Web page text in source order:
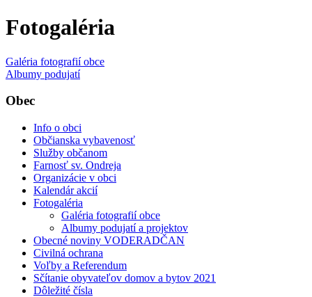
Fotogaléria
Galéria fotografií obce
Albumy podujatí
Obec
Info o obci
Občianska vybavenosť
Služby občanom
Farnosť sv. Ondreja
Organizácie v obci
Kalendár akcií
Fotogaléria
Galéria fotografií obce
Albumy podujatí a projektov
Obecné noviny VODERADČAN
Civilná ochrana
Voľby a Referendum
Sčítanie obyvateľov domov a bytov 2021
Dôležité čísla